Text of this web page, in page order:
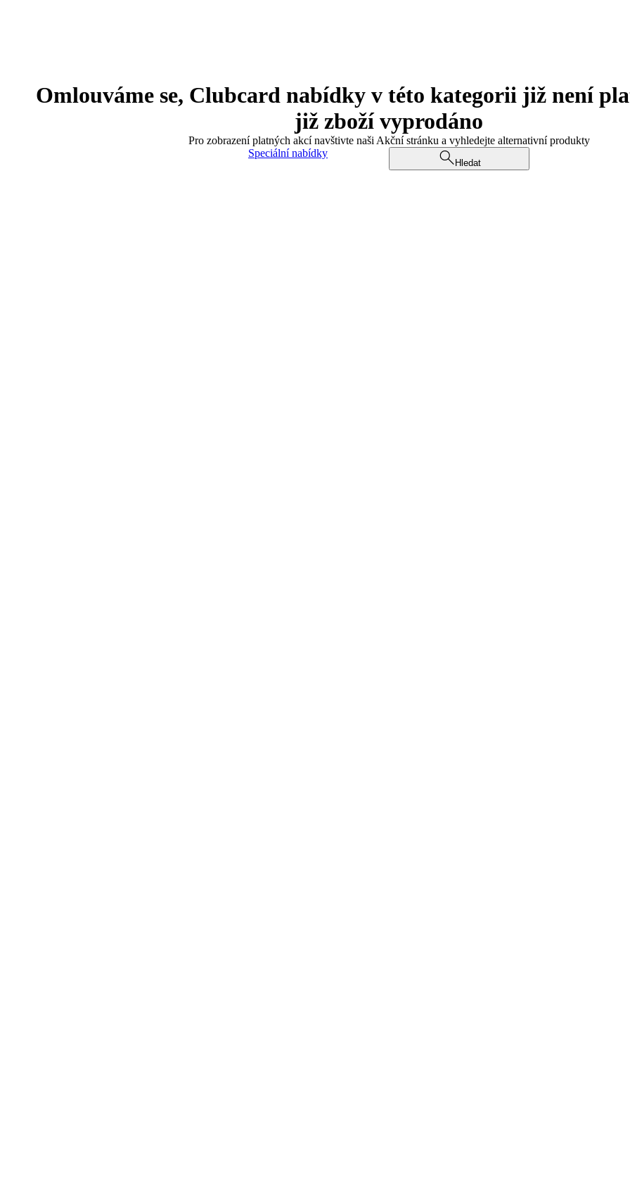
Omlouváme se, Clubcard nabídky v této kategorii již není
již zboží vyprodáno
Pro zobrazení platných akcí navštivte naši Akční stránku a vyhledejte alternativní produkty
Speciální nabídky
Hledat